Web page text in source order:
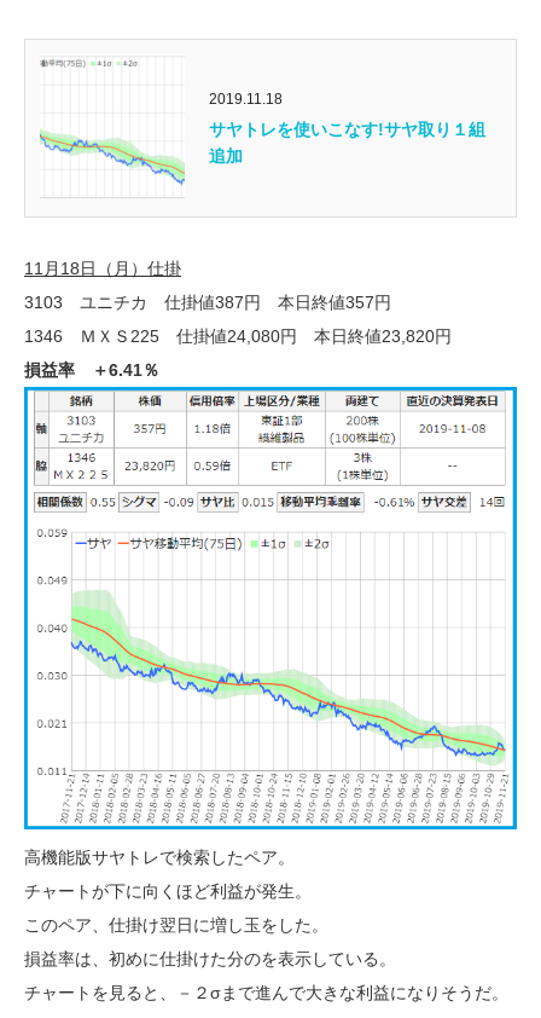
2019.11.18
サヤトレを使いこなす!サヤ取り１組
追加
11月18日（月）仕掛
3103 ユニチカ 仕掛値387円 本日終値357円
1346 ＭＸＳ225 仕掛値24,080円 本日終値23,820円
損益率 ＋6.41％
高機能版サヤトレで検索したペア。
チャートが下に向くほど利益が発生。
このペア、仕掛け翌日に増し玉をした。
損益率は、初めに仕掛けた分のを表示している。
チャートを見ると、－２σまで進んで大きな利益になりそうだ。